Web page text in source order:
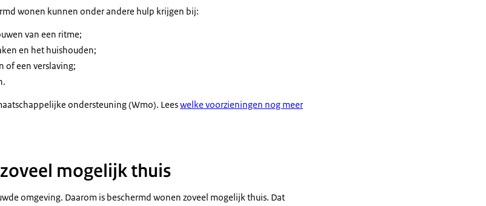
wonen kunnen onder andere hulp krijgen bij:
van een ritme;
en het huishouden;
of een verslaving;
ondersteuning (Wmo). Leeswelke voorzieningen nog meer
mogelijk thuis
omgeving. Daarom is beschermd wonen zoveel mogelijk thuis. Dat